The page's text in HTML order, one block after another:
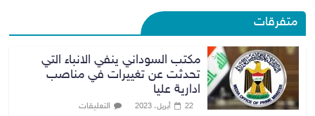
متفرقات
مكتب السوداني ينفي الانباء التي
تحدثت عن تغييرات في مناصب
ادارية عليا
22 أبريل، 2023 التعليقات